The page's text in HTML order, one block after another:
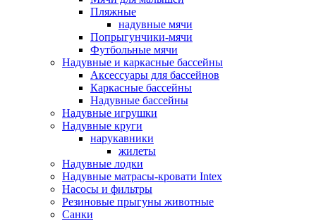
Пляжные
надувные мячи
Попрыгунчики-мячи
Футбольные мячи
Надувные и каркасные бассейны
Аксессуары для бассейнов
Каркасные бассейны
Надувные бассейны
Надувные игрушки
Надувные круги
нарукавники
жилеты
Надувные лодки
Надувные матрасы-кровати Intex
Насосы и фильтры
Резиновые прыгуны животные
Санки